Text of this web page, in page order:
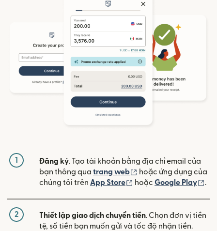
1 Đăng ký. Tạo tài khoản bằng địa chỉ email của
bạn thông qua trang web (mở trong cửa sổ mới)
hoặc ứng dụng của
chúng tôi trên App Store (mở trong cửa sổ mới)
hoặc Google Play .
2 Thiết lập giao dịch chuyển tiền. Chọn đơn vị tiền
tệ, số tiền bạn muốn gửi và tốc độ nhận tiền.